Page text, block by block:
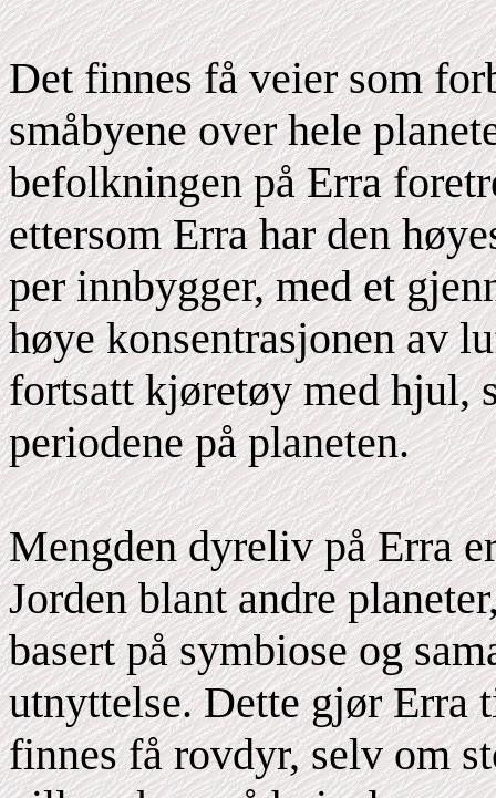
Det finnes få veier som
småbyene over hele
befolkningen på Erra
ettersom Erra har den
per innbygger, med et
høye konsentrasjonen av
fortsatt kjøretøy med hjul,
periodene på planeten.
Mengden dyreliv på Erra
Jorden blant andre
basert på symbiose og
utnyttelse. Dette gjør Erra
finnes få rovdyr, selv om